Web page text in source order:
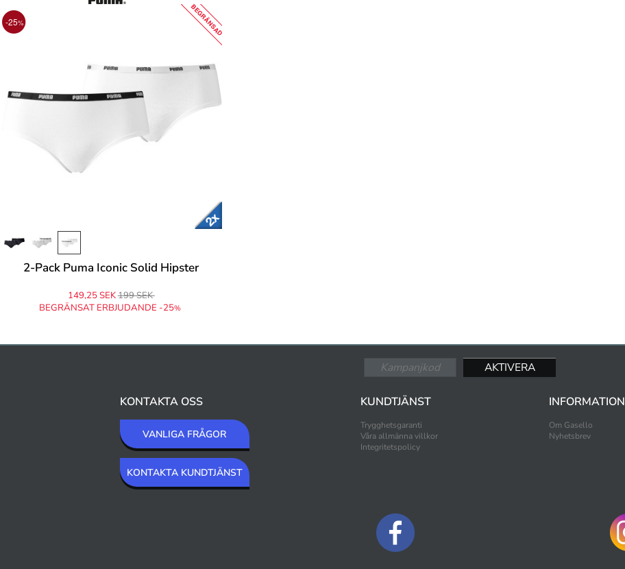
-25% BEGRÄNSAD
2-Pack Puma Iconic Solid Hipster
149,25 SEK199 SEK
BEGRÄNSAT ERBJUDANDE -25%
KONTAKTA OSS
VANLIGA FRÅGOR
KONTAKTA KUNDTJÄNST
KUNDTJÄNST
Trygghetsgaranti
Våra allmänna villkor
Integritetspolicy
INFORMATION
Om Gasello
Nyhetsbrev